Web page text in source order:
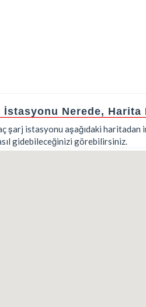
Nerede, Harita
şarj istasyonu aşağıdaki haritadan
gidebileceğinizi görebilirsiniz.